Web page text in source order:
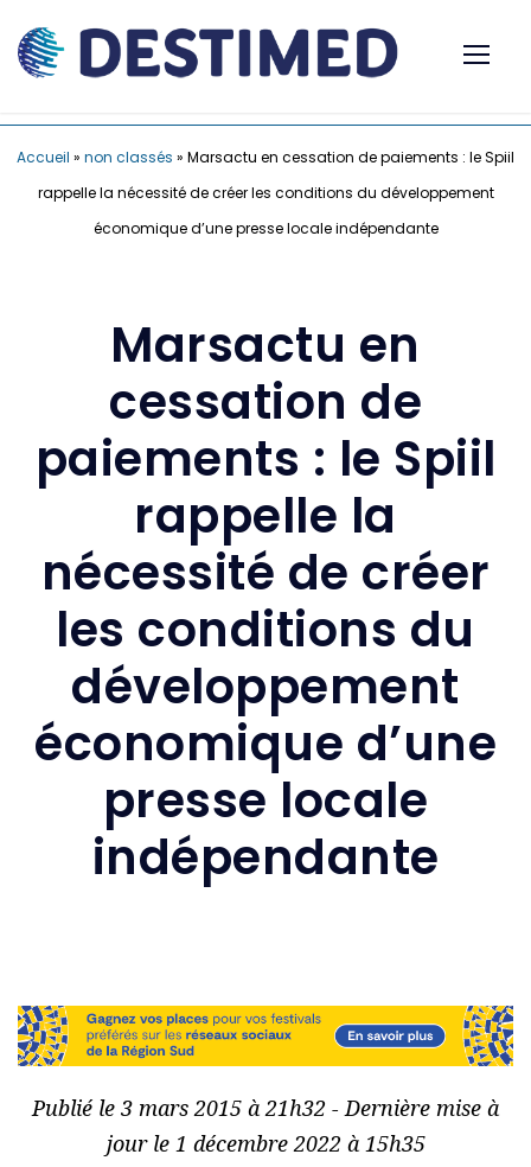
Accueil » non classés » Marsactu en cessation de paiements : le Spiil
rappelle la nécessité de créer les conditions du développement
économique d’une presse locale indépendante
Marsactu en
cessation de
paiements : le Spiil
rappelle la
nécessité de créer
les conditions du
développement
économique d’une
presse locale
indépendante
Publié le 3 mars 2015 à 21h32 - Dernière mise à
jour le 1 décembre 2022 à 15h35